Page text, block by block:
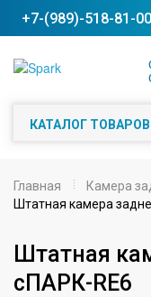
+7-(989)-518-81-00
КАТАЛОГ ТОВАРОВ
Главная
Камера
Штатная камера
Штатная
сПАРК-RE6